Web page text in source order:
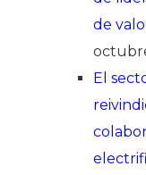
de
El